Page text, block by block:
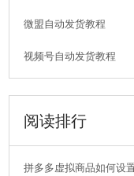
微盟自动发货教程
视频号自动发货教程
阅读排行
拼多多虚拟商品如何